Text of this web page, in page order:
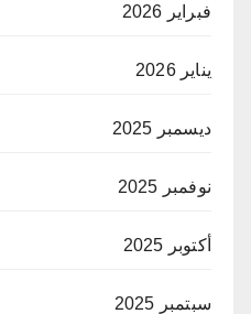
فبراير 2026
يناير 2026
ديسمبر 2025
نوفمبر 2025
أكتوبر 2025
سبتمبر 2025